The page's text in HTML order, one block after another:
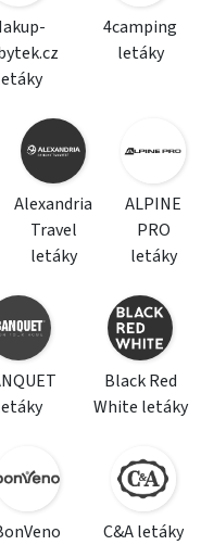
4camping
letáky
Alexandria
Travel
letáky
ALPINE
PRO
letáky
Black Red
White letáky
C&A letáky